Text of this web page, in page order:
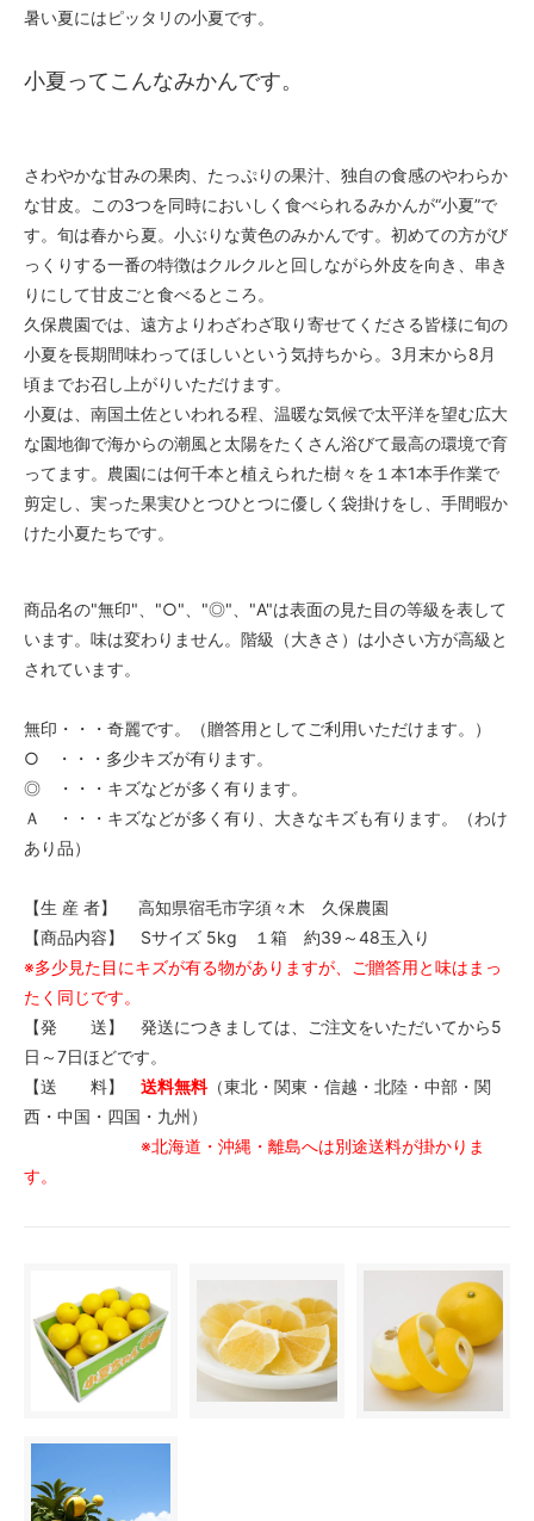
暑い夏にはピッタリの小夏です。
小夏ってこんなみかんです。
さわやかな甘みの果肉、たっぷりの果汁、独自の食感のやわらか
な甘皮。この3つを同時においしく食べられるみかんが“小夏”で
す。旬は春から夏。小ぶりな黄色のみかんです。初めての方がび
っくりする一番の特徴はクルクルと回しながら外皮を向き、串き
りにして甘皮ごと食べるところ。
久保農園では、遠方よりわざわざ取り寄せてくださる皆様に旬の
小夏を長期間味わってほしいという気持ちから。3月末から8月
頃までお召し上がりいただけます。
小夏は、南国土佐といわれる程、温暖な気候で太平洋を望む広大
な園地御で海からの潮風と太陽をたくさん浴びて最高の環境で育
ってます。農園には何千本と植えられた樹々を１本1本手作業で
剪定し、実った果実ひとつひとつに優しく袋掛けをし、手間暇か
けた小夏たちです。
商品名の"無印"、"○"、"◎"、"A"は表面の見た目の等級を表して
います。味は変わりません。階級（大きさ）は小さい方が高級と
されています。
無印・・・奇麗です。（贈答用としてご利用いただけます。）
○ ・・・多少キズが有ります。
◎ ・・・キズなどが多く有ります。
Ａ ・・・キズなどが多く有り、大きなキズも有ります。（わけ
あり品）
【生 産 者】 高知県宿毛市字須々木 久保農園
【商品内容】 Sサイズ 5kg １箱 約39～48玉入り
※多少見た目にキズが有る物がありますが、ご贈答用と味はまっ
たく同じです。
【発 送】 発送につきましては、ご注文をいただいてから5
日～7日ほどです。
【送 料】 送料無料（東北・関東・信越・北陸・中部・関
西・中国・四国・九州）
※北海道・沖縄・離島へは別途送料が掛かりま
す。